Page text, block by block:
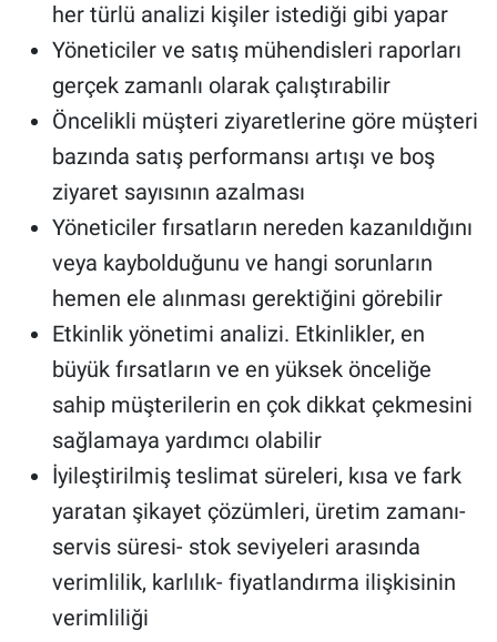
her türlü analizi kişiler istediği gibi yapar
Yöneticiler ve satış mühendisleri raporları
gerçek zamanlı olarak çalıştırabilir
Öncelikli müşteri ziyaretlerine göre müşteri
bazında satış performansı artışı ve boş
ziyaret sayısının azalması
Yöneticiler fırsatların nereden kazanıldığını
veya kaybolduğunu ve hangi sorunların
hemen ele alınması gerektiğini görebilir
Etkinlik yönetimi analizi. Etkinlikler, en
büyük fırsatların ve en yüksek önceliğe
sahip müşterilerin en çok dikkat çekmesini
sağlamaya yardımcı olabilir
İyileştirilmiş teslimat süreleri, kısa ve fark
yaratan şikayet çözümleri, üretim zamanı-
servis süresi- stok seviyeleri arasında
verimlilik, karlılık- fiyatlandırma ilişkisinin
verimliliği